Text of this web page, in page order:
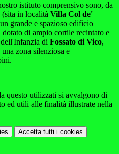
istituto comprensivo sono, da
in località Villa Col de'
grande e spazioso edificio
di ampio cortile recintato e
di Fossato di Vico,
zona silenziosa e
questo utilizzati si avvalgono di
ed utili alle finalità illustrate nella
Accetta tutti i cookies